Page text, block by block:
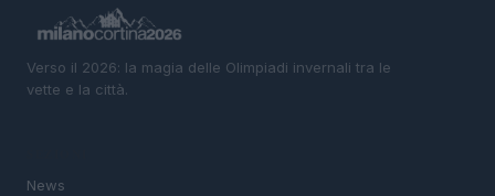
Verso il 2026: la magia delle Olimpiadi invernali tra le
vette e la città.
News